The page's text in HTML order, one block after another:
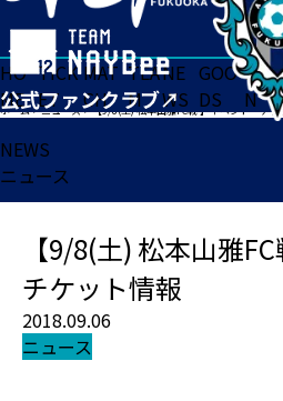
HO
ME
TICK
ET
MAT
CH
TEA
M
NE
WS
GOO
DS
FA
N
ホーム>ニュース>【9/8(土) 松本山雅FC戦 】イベント・チケ
NEWS
ニュース
【9/8(土) 松本山雅
チケット情報
2018.09.06
ニュース